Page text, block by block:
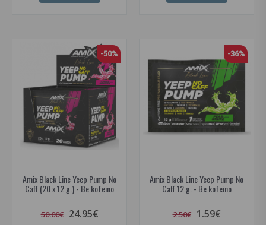
-50%
Amix Black Line Yeep Pump No
Caff (20 x 12 g.) - Be kofeino
50.00€ 24.95€
-36%
Amix Black Line Yeep Pump No
Caff 12 g. - Be kofeino
2.50€ 1.59€